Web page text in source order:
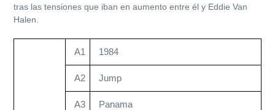
tras las tensiones que iban en aumento entre él y Eddie Van
Halen.
A1 1984
A2 Jump
A3 Panama